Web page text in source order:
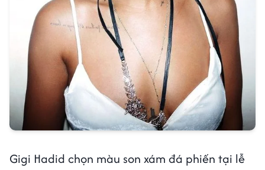
Gigi Hadid chọn màu son xám đá phiến tại lễ